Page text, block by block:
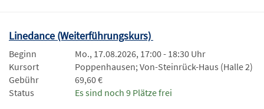
Linedance (Weiterführungskurs)
Beginn
Mo., 17.08.2026, 17:00 - 18:30 Uhr
Kursort
Poppenhausen; Von-Steinrück-Haus (Halle 2)
Gebühr
69,60 €
Status
Es sind noch 9 Plätze frei